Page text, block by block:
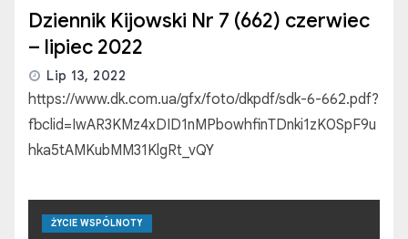
Dziennik Kijowski Nr 7 (662) czerwiec
– lipiec 2022
Lip 13, 2022
https://www.dk.com.ua/gfx/foto/dkpdf/sdk-6-662.pdf?
fbclid=IwAR3KMz4xDID1nMPbowhfinTDnki1zK0SpF9u
hka5tAMKubMM31KlgRt_vQY
ŻYCIE WSPÓLNOTY